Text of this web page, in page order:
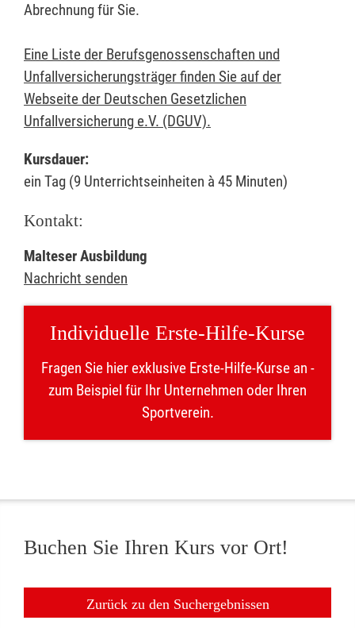
Abrechnung für Sie.
Eine Liste der Berufsgenossenschaften und
Unfallversicherungsträger finden Sie auf der
Webseite der Deutschen Gesetzlichen
Unfallversicherung e.V. (DGUV).
Kursdauer:
ein Tag (9 Unterrichtseinheiten à 45 Minuten)
Kontakt:
Malteser Ausbildung
Nachricht senden
Individuelle Erste-Hilfe-Kurse
Fragen Sie hier exklusive Erste-Hilfe-Kurse an -
zum Beispiel für Ihr Unternehmen oder Ihren
Sportverein.
Buchen Sie Ihren Kurs vor Ort!
Zurück zu den Suchergebnissen